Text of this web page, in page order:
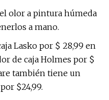
olor a pintura húmeda
a mano.
Lasko por $ 28,99 en
de caja Holmes por $
también tiene un
$24,99.